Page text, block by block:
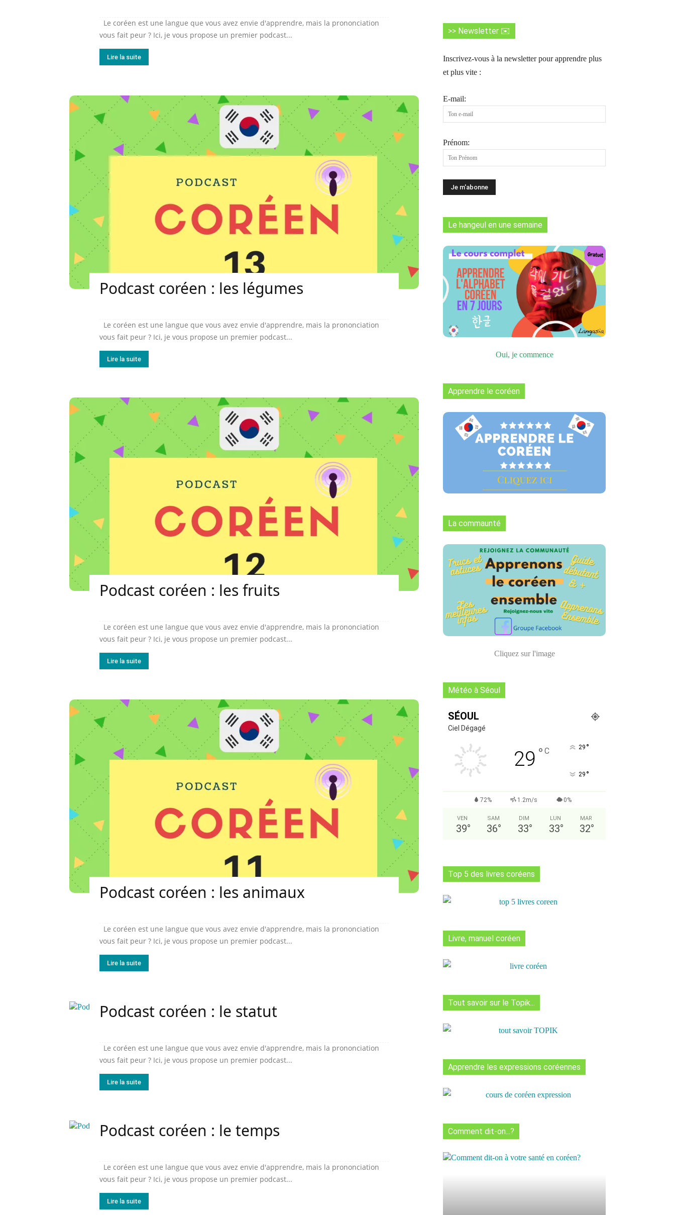
Le coréen est une langue que vous avez envie d'apprendre, mais la prononciation
vous fait peur ? Ici, je vous propose un premier podcast...
Lire la suite
Podcast coréen : les légumes
Le coréen est une langue que vous avez envie d'apprendre, mais la prononciation
vous fait peur ? Ici, je vous propose un premier podcast...
Lire la suite
Podcast coréen : les fruits
Le coréen est une langue que vous avez envie d'apprendre, mais la prononciation
vous fait peur ? Ici, je vous propose un premier podcast...
Lire la suite
Podcast coréen : les animaux
Le coréen est une langue que vous avez envie d'apprendre, mais la prononciation
vous fait peur ? Ici, je vous propose un premier podcast...
Lire la suite
Podcast coréen : le statut
Le coréen est une langue que vous avez envie d'apprendre, mais la prononciation
vous fait peur ? Ici, je vous propose un premier podcast...
Lire la suite
Podcast coréen : le temps
Le coréen est une langue que vous avez envie d'apprendre, mais la prononciation
vous fait peur ? Ici, je vous propose un premier podcast...
Lire la suite
>> Newsletter ✉️
Inscrivez-vous à la newsletter pour apprendre plus
et plus vite :
E-mail:
Prénom:
Le hangeul en une semaine
Oui, je commence
Apprendre le coréen
La commaunté
Cliquez sur l'image
Météo à Séoul
SÉOUL
Ciel Dégagé
29 ° C 29 °
29 °
72% 1.2m/s 0%
VEN
39°
SAM
36°
DIM
33°
LUN
33°
MAR
32°
Top 5 des livres coréens
Livre, manuel coréen
Tout savoir sur le Topik...
Apprendre les expressions coréennes
Comment dit-on...?